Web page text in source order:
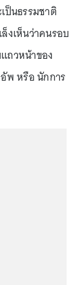
ป็นธรรมชาติ
งเห็นว่าคนรอบ
ถวหน้าของ
พ หรือ นักการ